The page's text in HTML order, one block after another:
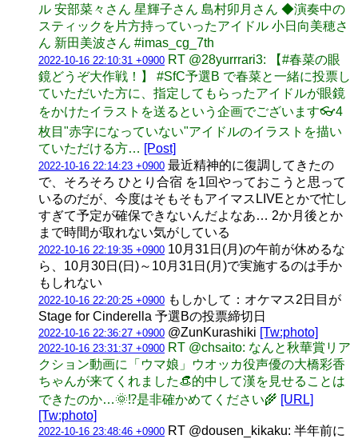
ル 安部菜々さん 星輝子さん 島村卯月さん ◆演奏中の
スティックを片方持っていったアイドル 小日向美穂さ
ん 新田美波さん #imas_cg_7th
2022-10-16 22:10:31 +0900 RT @28yurrrari3: 【#春菜の眼
鏡どうぞ大作戦！】 #SfC予選B で春菜と一緒に投票し
ていただいた方に、指定してもらったアイドルが眼鏡
をかけたイラストを送るという企画でございます👓4
枚目"赤字になっていない"アイドルのイラストを描い
ていただける方… [Post]
2022-10-16 22:14:23 +0900 最近精神的に復調してきたの
で、そろそろ ひとり合宿 を1回やっておこうと思って
いるのだが、今度はそもそもアイマスLIVEとかで忙し
すぎて予定が確保できないんだよなあ… 2か月後とか
まで時間が取れない気がしている
2022-10-16 22:19:35 +0900 10月31日(月)の午前が休めるな
ら、10月30日(日)～10月31日(月)で実施するのは手か
もしれない
2022-10-16 22:20:25 +0900 もしかして：オケマス2日目が
Stage for Cinderella 予選Bの投票締切日
2022-10-16 22:36:27 +0900 @ZunKurashiki [Tw:photo]
2022-10-16 23:31:37 +0900 RT @chsaito: なんと秋華賞リア
クション動画に「ウマ娘」ウオッカ役声優の大橋彩香
ちゃんが来てくれました👒的中して漢を見せることは
できたのか…🌞⁉️是非確かめてください🌾 [URL]
[Tw:photo]
2022-10-16 23:48:46 +0900 RT @dousen_kikaku: 半年前に